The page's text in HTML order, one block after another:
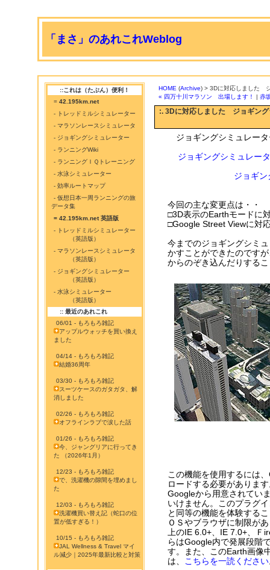
「まさ」のあれこれWeblog
::これは（たぶん）便利！
= 42.195km.net
- トレッドミルシミュレーター
- マラソンレースシミュレータ
- ジョギングシミュレーター
- ランニングWiki
- ランニングＩＱトレーニング
- 水泳シミュレーター
- 効率ルートマップ
- 仮想日本一周ランニングの旅
データ集
= 42.195km.net 英語版
- トレッドミルシミュレーター
（英語版）
- マラソンレースシミュレータ
（英語版）
- ジョギングシミュレーター
（英語版）
- 水泳シミュレーター
（英語版）
:: 最近のあれこれ
06/01 - もろもろ雑記
アップルウォッチを買い換え
ました
04/14 - もろもろ雑記
結婚36周年
03/30 - もろもろ雑記
スーツケースのガタガタ、解
消しました
02/26 - もろもろ雑記
オフラインラブで涙した話
01/26 - もろもろ雑記
今、ジャングリアに行ってき
た （2026年1月）
12/23 - もろもろ雑記
で、洗濯機の隙間を埋めまし
た
12/03 - もろもろ雑記
洗濯機買い替え記（蛇口の位
置が低すぎる！）
10/15 - もろもろ雑記
JAL Wellness & Travel マイ
ル減少｜2025年最新比較と対策
HOME (Archive) > 3Dに対応しました
« 四万十川マラソン 出場します！
| 赤
:. 3Dに対応しました ジョギン
ジョギングシミュレー
ジョギングシミュレー
ジョギ
今回の主な変更点は・・
□3D表示のEarthモードに
□Google Street Viewに対
今までのジョギングシミ
かすことができたのです
からのぞき込んだりする
この機能を使用するには
ロードする必要がありま
Googleから用意されてい
いけません。このプラグ
と同等の機能を体験する
ＯＳやブラウザに制限が
上のIE 6.0+、IE 7.0+、
らはGoogle内で発展段階
す。また、このEarth画像
は、
こちらを一読ください